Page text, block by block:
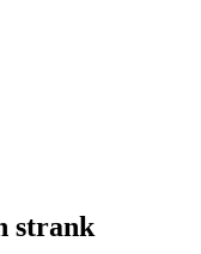
strank